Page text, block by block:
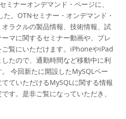
ミナーオンデマンド・ページに、
。OTNセミナー・オンデマンド・
ラクルの製品情報、技術情報、試
マに関するセミナー動画や、プレ
覧にいただけます。iPhoneやiPad
たので、通勤時間など移動中に利
今回新たに開設したMySQLペー
ていただけるMySQLに関する情報
す。是非ご覧になっていただき、